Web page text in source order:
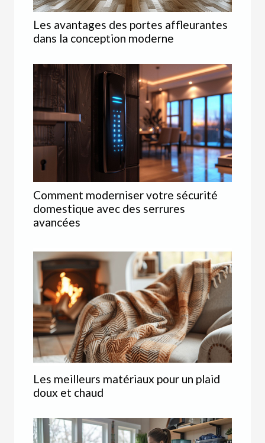
Les avantages des portes affleurantes
dans la conception moderne
Comment moderniser votre sécurité
domestique avec des serrures
avancées
Les meilleurs matériaux pour un plaid
doux et chaud